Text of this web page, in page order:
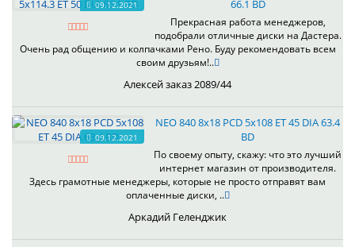
09.12.2021
66.1 BD
Прекрасная работа менеджеров,
подобрали отличные диски на Дастера.
Очень рад общению и колпачками Рено. Буду рекомендовать всем
своим друзьям!..
Алексей заказ 2089/44
09.12.2021
NEO 840 8x18 PCD 5x108 ET 45 DIA 63.4
BD
По своему опыту, скажу: что это лучший
интернет магазин от производителя.
Здесь грамотные менеджеры, которые не просто отправят вам
оплаченные диски, ..
Аркадий Геленджик